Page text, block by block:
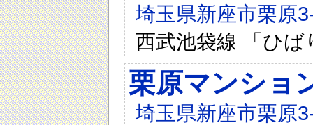
埼玉県新座市栗原
西武池袋線 「ひ
栗原マンショ
埼玉県新座市栗原